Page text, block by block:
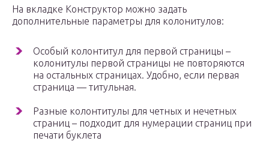
На вкладке Конструктор можно задать
дополнительные параметры для колонитулов:
Особый колонтитул для первой страницы –
колонитулы первой страницы не повторяются
на остальных страницах. Удобно, если первая
страница — титульная.
Разные колонтитулы для четных и нечетных
страниц – подходит для нумерации страниц при
печати буклета